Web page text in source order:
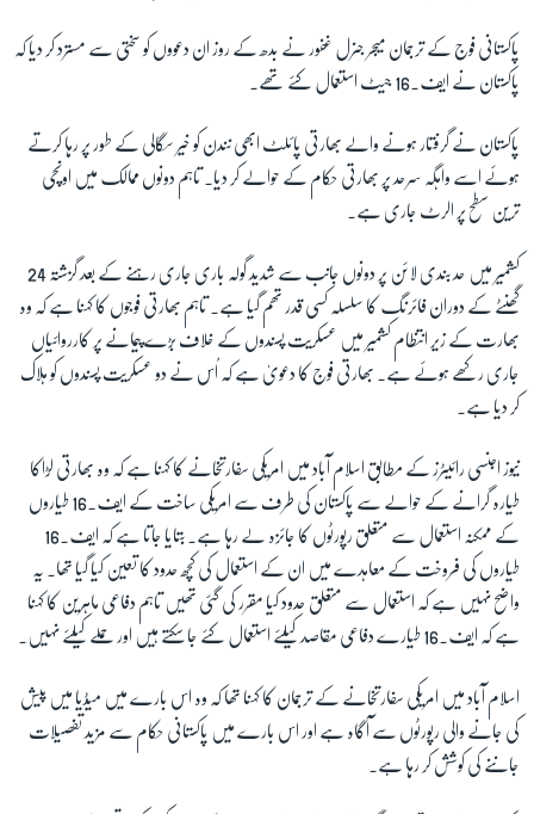
زبان
پاکستانی فوج کے ترجمان میجر جنرل غفور نے بدھ کے روز ان دعووں کو سختی سے مسترد کر دیا کہ
پاکستان نے ایف۔ 16 جیٹ استعمال کئے تھے۔
پاکستان نے گرفتار ہونے والے بھارتی پائلٹ ابھی نندن کو خیر سگالی کے طور پر رہا کرتے
ہوئے اسے واہگہ سرحد پر بھارتی حکام کے حوالے کر دیا۔ تاہم دونوں ممالک میں اونچی
ترین سطح پر الرٹ جاری ہے۔
کشمیر میں حد بندی لائن پر دونوں جانب سے شدید گولہ باری جاری رہنے کے بعد گزشتہ 24
گھنٹے کے دوران فائرنگ کا سلسلہ کسی قدر تھم گیا ہے۔ تاہم بھارتی فوجوں کا کہنا ہے کہ وہ
بھارت کے زیر انتظام کشمیر میں عسکریت پسندوں کے خلاف بڑے پیمانے پر کارروائیاں
جاری رکھے ہوئے ہے۔ بھارتی فوج کا دعویٰ ہے کہ اُس نے دو عسکریت پسندوں کو ہلاک
کر دیا ہے۔
نیوز اجنسی رائیٹرز کے مطابق اسلام آباد میں امریکی سفارتخانے کا کہنا ہے کہ وہ بھارتی لڑاکا
طیارہ گرانے کے حوالے سے پاکستان کی طرف سے امریکی ساخت کے ایف۔ 16 طیاروں
کے ممکنہ استعمال سے متعلق رپورٹوں کا جائزہ لے رہا ہے۔ بتایا جاتا ہے کہ ایف۔ 16
طیاروں کی فروخت کے معاہدے میں ان کے استعمال کی کچھ حدود کا تعین کیا گیا تھا۔ یہ
واضح نہیں ہے کہ استعمال سے متعلق حدود کیا مقرر کی گئی تھیں تاہم دفاعی ماہرین کا کہنا
ہے کہ ایف۔ 16 طیارے دفاعی مقاصد کیلئے استعمال کئے جا سکتے ہیں اور حملے کیلئے نہیں۔
اسلام آباد میں امریکی سفارتخانے کے ترجمان کا کہنا تھا کہ وہ اس بارے میں میڈیا میں پیش
کی جانے والی رپورٹوں سے آگاہ ہے اور اس بارے میں پاکستانی حکام سے مزید تفصیلات
جاننے کی کوشش کر رہا ہے۔